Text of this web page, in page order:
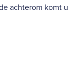
achterom komt u